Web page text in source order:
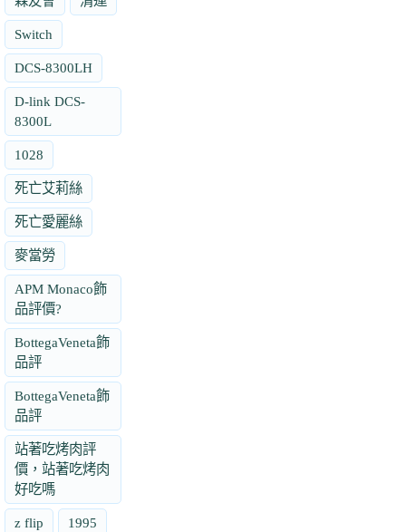
Switch
DCS-8300LH
D-link DCS-
8300L
1028
死亡艾莉絲
死亡愛麗絲
麥當勞
APM Monaco飾
品評價?
BottegaVeneta飾
品評
BottegaVeneta飾
品評
站著吃烤肉評
價，站著吃烤肉
好吃嗎
z flip 1995